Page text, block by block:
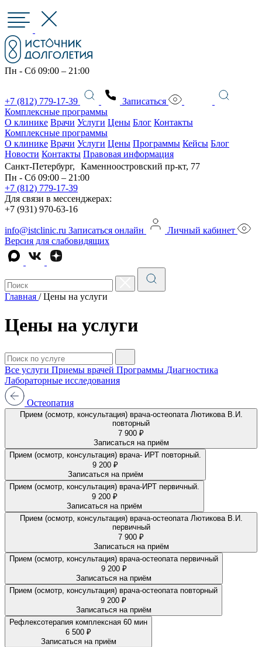
Пн - Сб 09:00 – 21:00
+7 (812) 779-17-39
Записаться
Комплексные программы
О клинике Врачи Услуги Цены Блог Контакты
Комплексные программы
О клинике Врачи Услуги Цены Программы Кейсы Блог
Новости Контакты Правовая информация
Санкт-Петербург, Каменноостровский пр-кт, 77
Пн - Сб 09:00 – 21:00
+7 (812) 779-17-39
Для связи в мессенджерах:
+7 (931) 970-63-16
info@istclinic.ru Записаться онлайн
Личный кабинет
Версия для слабовидящих
Главная / Цены на услуги
Цены на услуги
Все услуги Приемы врачей Программы Диагностика
Лабораторные исследования
Остеопатия
Прием (осмотр, консультация) врача-остеопата Лютикова В.И.
повторный
7 900 ₽
Записаться на приём
Прием (осмотр, консультация) врача- ИРТ повторный.
9 200 ₽
Записаться на приём
Прием (осмотр, консультация) врача-ИРТ первичный.
9 200 ₽
Записаться на приём
Прием (осмотр, консультация) врача-остеопата Лютикова В.И.
первичный
7 900 ₽
Записаться на приём
Прием (осмотр, консультация) врача-остеопата первичный
9 200 ₽
Записаться на приём
Прием (осмотр, консультация) врача-остеопата повторный
9 200 ₽
Записаться на приём
Рефлексотерапия комплексная 60 мин
6 500 ₽
Записаться на приём